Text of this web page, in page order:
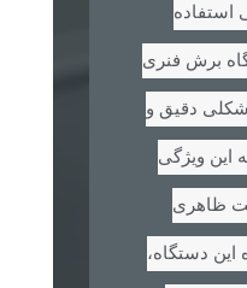
استفاده
برش فنری
دقیق و
این ویژگی
ظاهری
دستگاه،